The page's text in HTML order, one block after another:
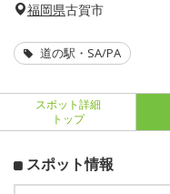
福岡県古賀市
道の駅・SA/PA
スポット詳細
トップ
スポット情報